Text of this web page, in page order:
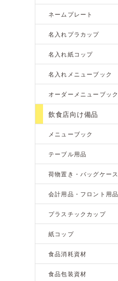
ネームプレート
名入れプラカップ
名入れ紙コップ
名入れメニューブック
オーダーメニューブック
飲食店向け備品
メニューブック
テーブル用品
荷物置き・バッグケース
会計用品・フロント用品
プラスチックカップ
紙コップ
食品消耗資材
食品包装資材